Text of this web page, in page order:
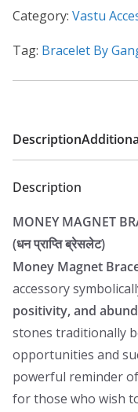
Category: Vastu
Tag: Bracelet By
Description
Description
MONEY MAGNET
(धन प्राप्ति ब्रेसलेट)
Money Magnet
accessory
positivity, and
stones traditionally
opportunities and
powerful reminder
for those who wish